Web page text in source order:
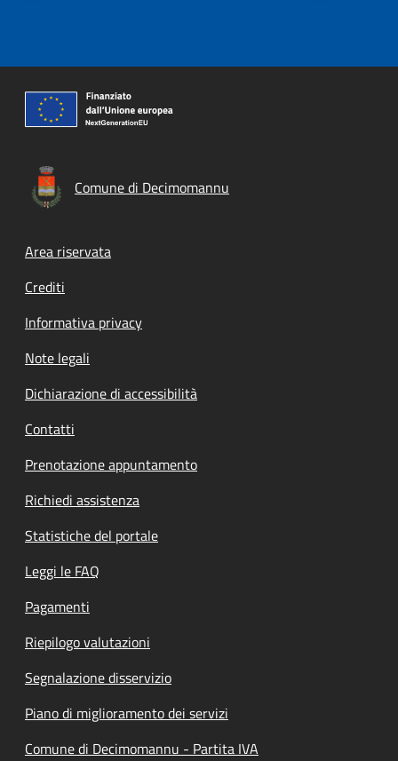
Comune di Decimomannu
Footer menu
Area riservata
Crediti
Informativa privacy
Note legali
Dichiarazione di accessibilità
Contatti
Prenotazione appuntamento
Richiedi assistenza
Statistiche del portale
Leggi le FAQ
Pagamenti
Riepilogo valutazioni
Segnalazione disservizio
Piano di miglioramento dei servizi
Comune di Decimomannu - Partita IVA